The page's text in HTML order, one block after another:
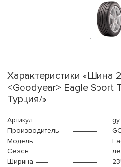
Характеристики «Шина
<Goodyear> Eagle Sport
Турция/»
Артикул
Производитель
Модель
Сезон
Ширина